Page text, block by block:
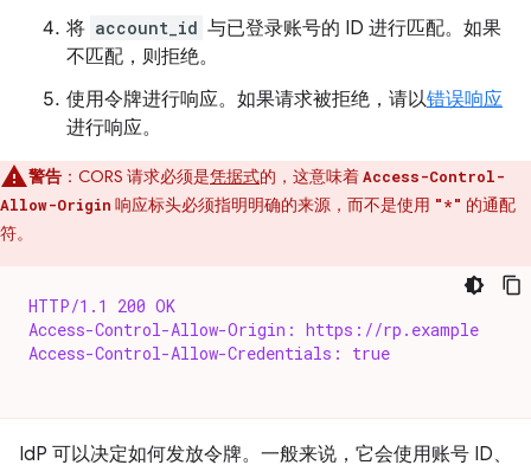
将 account_id 与已登录账号的 ID 进行匹配。如果
不匹配，则拒绝。
使用令牌进行响应。如果请求被拒绝，请以错误响应
进行响应。
警告 ：CORS 请求必须是凭据式的，这意味着Access-Control-
Allow-Origin 响应标头必须指明明确的来源，而不是使用 "*" 的通配
符。
HTTP/1.1 200 OK
Access-Control-Allow-Origin: https://rp.example
Access-Control-Allow-Credentials: true
IdP 可以决定如何发放令牌。一般来说，它会使用账号 ID、